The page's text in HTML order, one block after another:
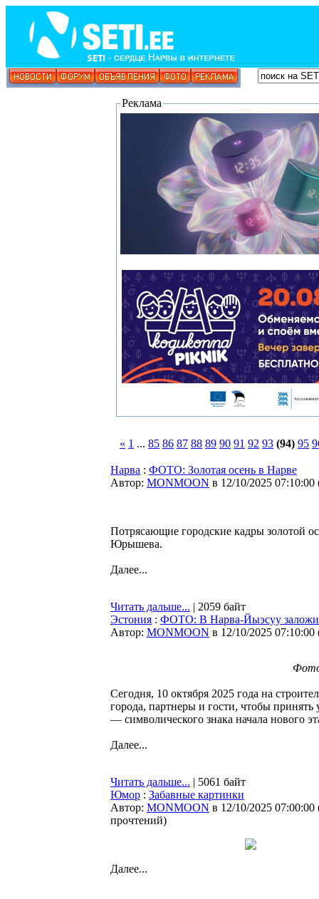
Реклама
« 1 ... 85 86 87 88 89 90 91 92 93 (94) 95
Нарва : ФОТО: Золотая осень в Нарве
Автор: MONMOON в 12/10/2025 07:10:00
Потрясающие городские кадры золотой
Юрышева.
Далее...
Читать дальше... | 2059 байт
Эстония : ФОТО: В Нарва-Йыэсуу
Автор: MONMOON в 12/10/2025 07:10:00
Сегодня, 10 октября 2025 года на
города, партнеры и гости, чтобы
— символического знака начала нового
Далее...
Читать дальше... | 5061 байт
Юмор : Забавные картинки
Автор: MONMOON в 12/10/2025 07:00:00
прочтений)
Далее...